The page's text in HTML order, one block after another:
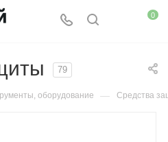
0
79
оборудование — Средства